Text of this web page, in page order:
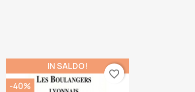
IN SALDO!
-40%
favorite_border